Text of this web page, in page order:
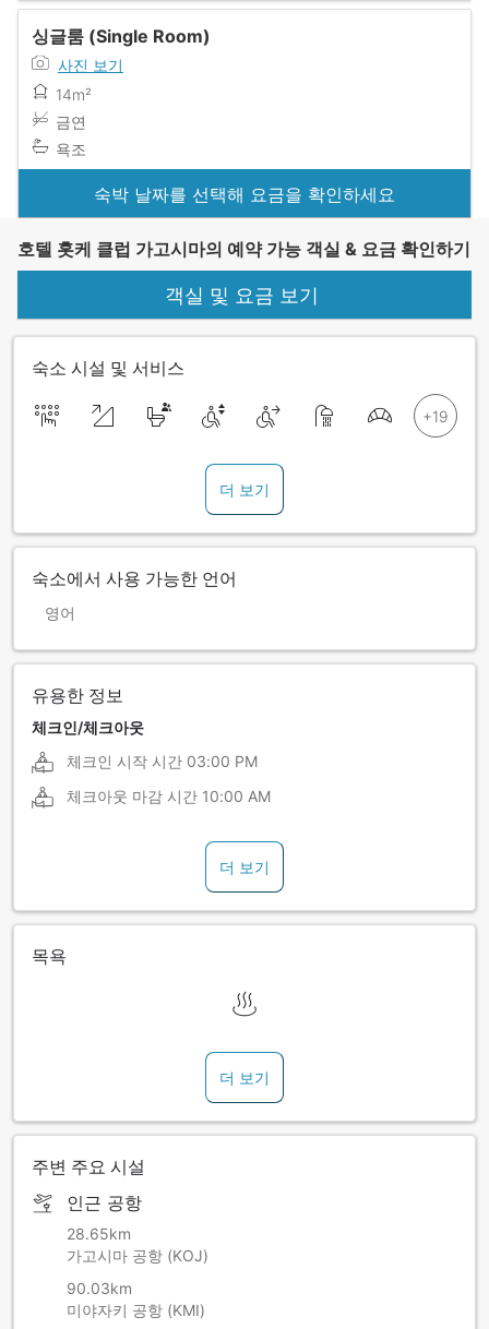
싱글룸 (Single Room)
사진 보기
14m²
금연
욕조
숙박 날짜를 선택해 요금을 확인하세요
호텔 홋케 클럽 가고시마의 예약 가능 객실 & 요금 확인하기
객실 및 요금 보기
숙소 시설 및 서비스
더 보기
숙소에서 사용 가능한 언어
영어
유용한 정보
체크인/체크아웃
체크인 시작 시간 03:00 PM
체크아웃 마감 시간 10:00 AM
더 보기
목욕
더 보기
주변 주요 시설
인근 공항
28.65km
가고시마 공항 (KOJ)
90.03km
미야자키 공항 (KMI)